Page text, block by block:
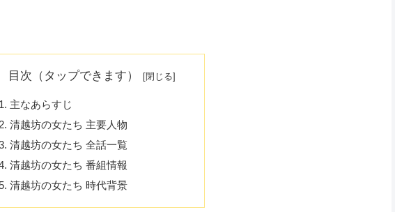
目次（タップできます）
主なあらすじ
清越坊の女たち 主要人物
清越坊の女たち 全話一覧
清越坊の女たち 番組情報
清越坊の女たち 時代背景